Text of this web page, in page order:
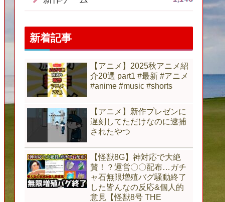
新着記事
【アニメ】2025秋アニメ紹
介20選 part1 #最新 #アニメ
#anime #music #shorts
【アニメ】新作プレゼンに
遅刻してただけなのに逮捕
されたやつ
【怪獣8G】神対応で大絶
賛！？運営〇〇配布…ガチ
ャ石無限増殖バグ騒動終了
した皆んなの反応&個人的
意見【怪獣8号 THE